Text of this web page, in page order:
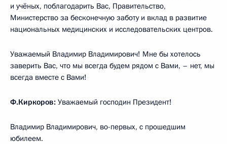
и учёных, поблагодарить Вас, Правительство,
Министерство за бесконечную заботу и вклад в развитие
национальных медицинских и исследовательских центров.
Уважаемый Владимир Владимирович! Мне бы хотелось
заверить Вас, что мы всегда будем рядом с Вами, – нет, мы
всегда вместе с Вами!
Ф.Киркоров: Уважаемый господин Президент!
Владимир Владимирович, во-первых, с прошедшим
юбилеем.